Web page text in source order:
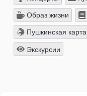
Образ жизни
Пушкинская карта
Экскурсии